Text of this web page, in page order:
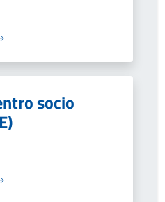
socio